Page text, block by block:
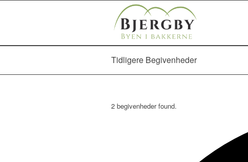
Tidligere Begivenheder
2 begivenheder found.